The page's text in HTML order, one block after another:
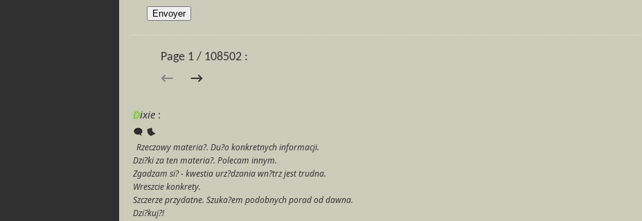
Page 1 / 108502 :
← →
Dixie :
Rzeczowy materia?. Du?o konkretnych informacji.
Dzi?ki za ten materia?. Polecam innym.
Zgadzam si? - kwestia urz?dzania wn?trz jest trudna.
Wreszcie konkrety.
Szczerze przydatne. Szuka?em podobnych porad od dawna.
Dzi?kuj?!